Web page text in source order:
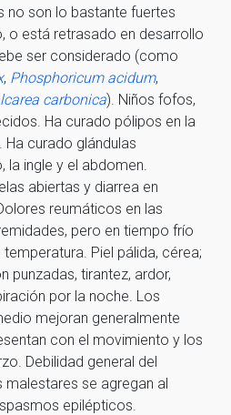
no son lo bastante fuertes
o está retrasado en desarrollo
ser considerado (como
, Phosphoricum acidum,
carbonica). Niños fofos,
Ha curado pólipos en la
Ha curado glándulas
la ingle y el abdomen.
abiertas y diarrea en
reumáticos en las
pero en tiempo frío
Piel pálida, cérea;
punzadas, tirantez, ardor,
por la noche. Los
mejoran generalmente
con el movimiento y los
Debilidad general del
se agregan al
epilépticos.